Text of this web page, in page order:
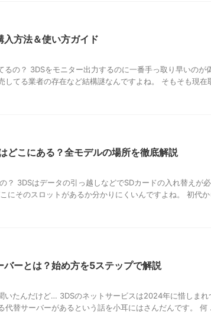
方法＆使い方ガイド
るの？ 3DSをモニター出力するのに一番手っ取り早いのが
してる業者の存在など結構謎なんですよね。 そもそも現在
どこにある？全モデルの場所を徹底解説
？ 3DSはデータの引っ越しなどでSDカードの入れ替えが
にそのスロットがあるか分かりにくいんですよね。 初代
ーとは？始め方を5ステップで解説
いたんだけど… 3DSのネットサービスは2024年に惜しま
代替サーバーがあるという話を小耳にはさんだんです。 何